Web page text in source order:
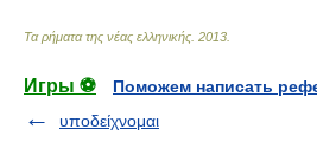
Τα ρήματα της νέας ελληνικής 2013
Игры ⚽
Поможем написать
υποδείχνομαι